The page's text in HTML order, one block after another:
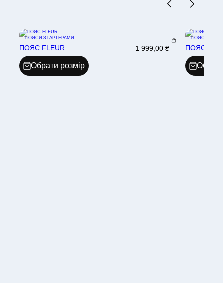
ПОЯСИ З ГАРТЕРАМИ
ПОЯС FLEUR 1 999,00₴
Обрати розмір
ПОЯСИ З
ПОЯС